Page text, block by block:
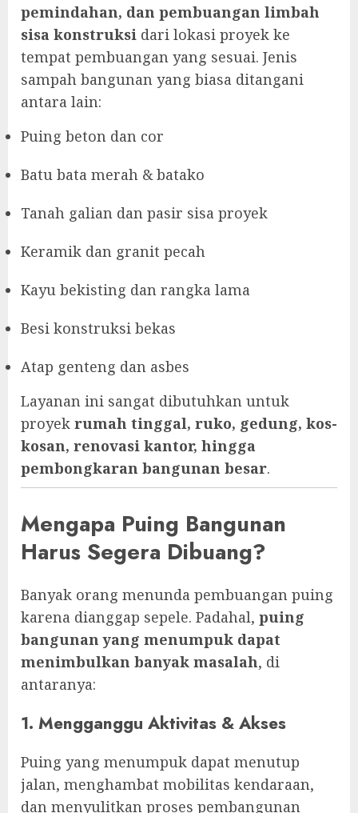
pemindahan, dan pembuangan limbah
sisa konstruksi dari lokasi proyek ke
tempat pembuangan yang sesuai. Jenis
sampah bangunan yang biasa ditangani
antara lain:
Puing beton dan cor
Batu bata merah & batako
Tanah galian dan pasir sisa proyek
Keramik dan granit pecah
Kayu bekisting dan rangka lama
Besi konstruksi bekas
Atap genteng dan asbes
Layanan ini sangat dibutuhkan untuk
proyek rumah tinggal, ruko, gedung, kos-
kosan, renovasi kantor, hingga
pembongkaran bangunan besar.
Mengapa Puing Bangunan
Harus Segera Dibuang?
Banyak orang menunda pembuangan puing
karena dianggap sepele. Padahal, puing
bangunan yang menumpuk dapat
menimbulkan banyak masalah, di
antaranya:
1. Mengganggu Aktivitas & Akses
Puing yang menumpuk dapat menutup
jalan, menghambat mobilitas kendaraan,
dan menyulitkan proses pembangunan